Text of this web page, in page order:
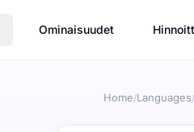
Ominaisuudet
Home/Languages/